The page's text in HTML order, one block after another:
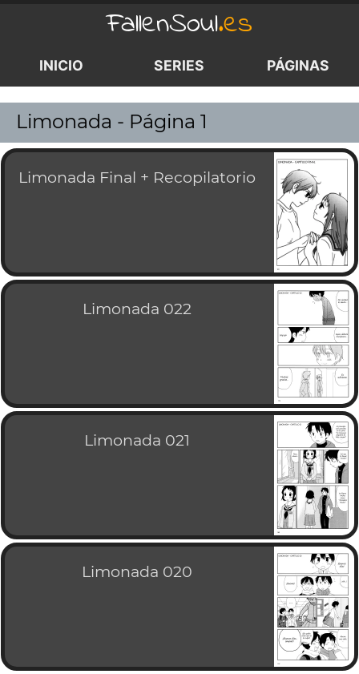
FallenSoul.es
INICIO SERIES PÁGINAS
Limonada - Página 1
Limonada Final + Recopilatorio
Limonada 022
Limonada 021
Limonada 020